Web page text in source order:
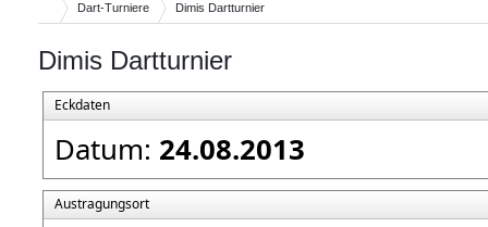
Dart-Turniere Dimis Dartturnier
Dimis Dartturnier
Eckdaten
Datum: 24.08.2013
Austragungsort